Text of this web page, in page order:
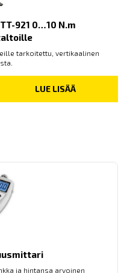
921 0…10 N.m
tarkoitettu, vertikaalinen
LUE LISÄÄ
ja hintansa arvoinen